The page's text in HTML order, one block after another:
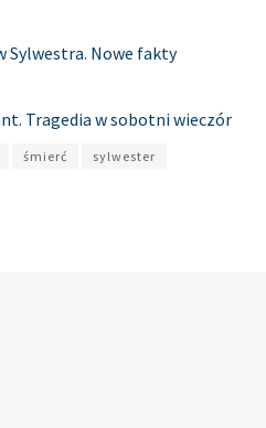
Sylwestra. Nowe fakty
Tragedia w sobotni wieczór
śmierć
sylwester